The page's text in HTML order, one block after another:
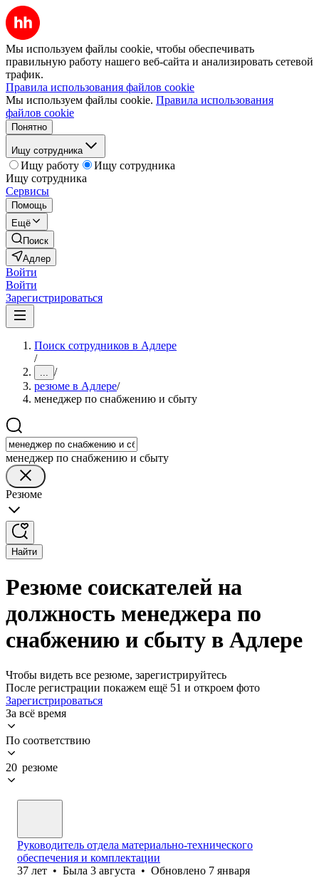
Мы используем файлы cookie, чтобы обеспечивать
правильную работу нашего веб-сайта и анализировать сетевой
трафик.
Правила использования файлов cookie
Мы используем файлы cookie. Правила использования
файлов cookie
Понятно
Ищу сотрудника
Ищу работу
Ищу сотрудника
Ищу сотрудника
Сервисы
Помощь
Ещё
Поиск
Адлер
Войти
Войти
Зарегистрироваться
Поиск сотрудников в Адлере
/
... /
резюме в Адлере/
менеджер по снабжению и сбыту
менеджер по снабжению и сбыту
Резюме
Найти
Резюме соискателей на
должность менеджера по
снабжению и сбыту в Адлере
Чтобы видеть все резюме, зарегистрируйтесь
После регистрации покажем ещё 51 и откроем фото
Зарегистрироваться
За всё время
По соответствию
20 резюме
Руководитель отдела материально-технического
обеспечения и комплектации
37 лет • Была 3 августа • Обновлено 7 января